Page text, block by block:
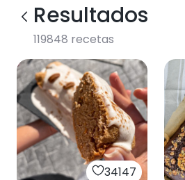
Resultados
119848 recetas
34147